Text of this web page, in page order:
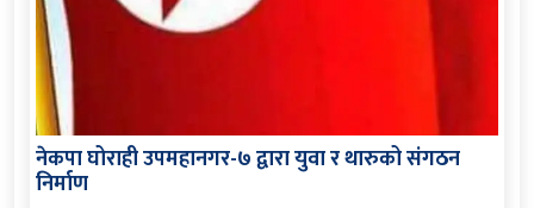
नेकपा घोराही उपमहानगर-७ द्वारा युवा र थारुको संगठन
निर्माण